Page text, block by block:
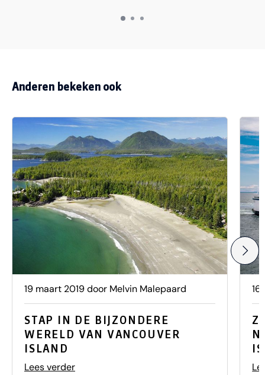
Anderen bekeken ook
19 maart 2019 door Melvin Malepaard
STAP IN DE BIJZONDERE
WERELD VAN VANCOUVER
ISLAND
Lees verder
16